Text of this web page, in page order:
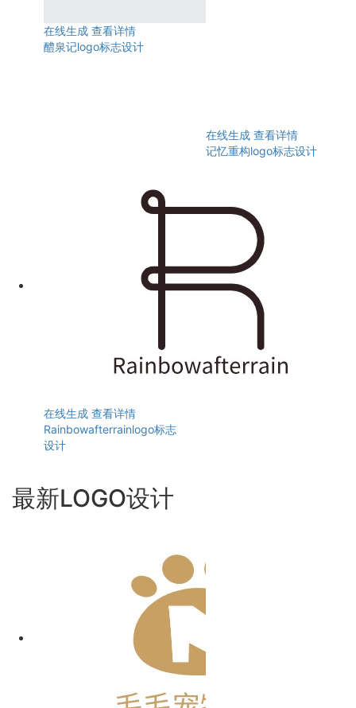
在线生成 查看详情
醴泉记logo标志设计
在线生成 查看详情
记忆重构logo标志设计
在线生成 查看详情
Rainbowafterrainlogo标志
设计
最新LOGO设计